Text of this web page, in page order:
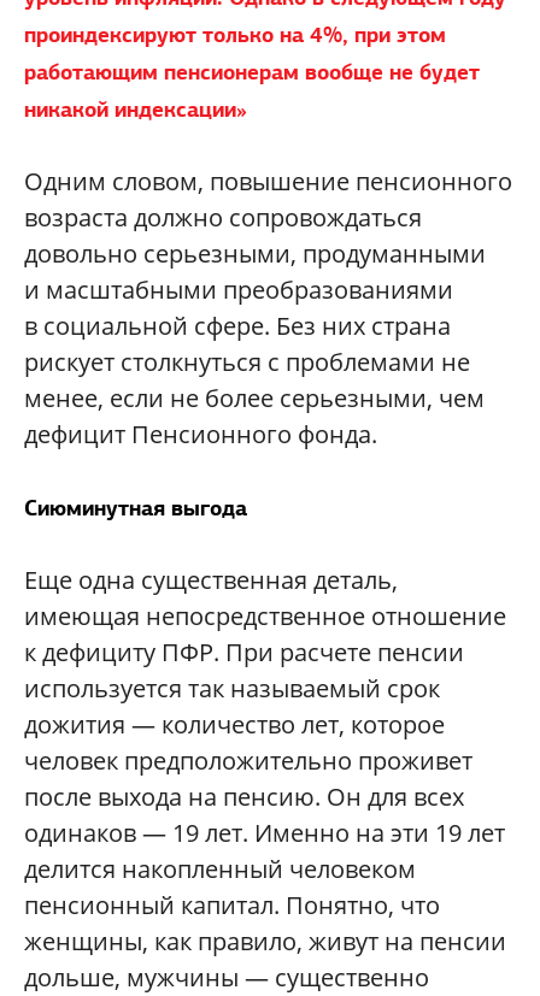
проиндексируют только на 4%, при этом
работающим пенсионерам вообще не будет
никакой индексации»
Одним словом, повышение пенсионного
возраста должно сопровождаться
довольно серьезными, продуманными
и масштабными преобразованиями
в социальной сфере. Без них страна
рискует столкнуться с проблемами не
менее, если не более серьезными, чем
дефицит Пенсионного фонда.
Сиюминутная выгода
Еще одна существенная деталь,
имеющая непосредственное отношение
к дефициту ПФР. При расчете пенсии
используется так называемый срок
дожития — количество лет, которое
человек предположительно проживет
после выхода на пенсию. Он для всех
одинаков — 19 лет. Именно на эти 19 лет
делится накопленный человеком
пенсионный капитал. Понятно, что
женщины, как правило, живут на пенсии
дольше, мужчины — существенно